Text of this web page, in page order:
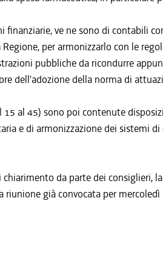
finanziarie, ve ne sono di contabili
per armonizzarlo con le
pubbliche da ricondurre
dell'adozione della norma di
al 45) sono poi contenute
e di armonizzazione dei sistemi
da parte dei consiglieri,
riunione già convocata per